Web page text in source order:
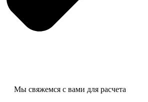
Мы свяжемся с вами для расчета